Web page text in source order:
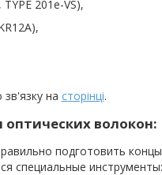
201e-VS),
на сторінці.
оптических волокон:
подготовить
специальные